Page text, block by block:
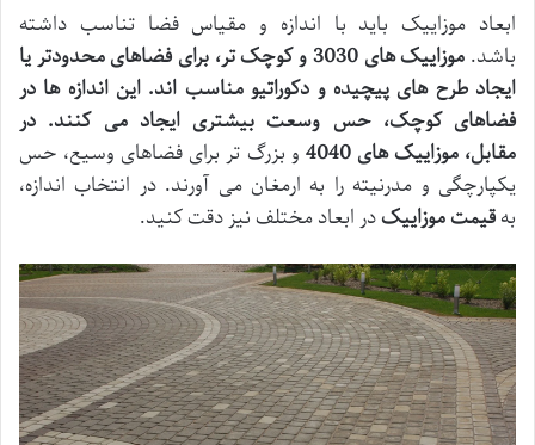
ابعاد موزاییک باید با اندازه و مقیاس فضا تناسب داشته
باشد.
موزاییک های 3030 و کوچک تر، برای فضاهای محدودتر یا
ایجاد طرح های پیچیده و دکوراتیو مناسب اند. این اندازه ها در
فضاهای کوچک، حس وسعت بیشتری ایجاد می کنند. در
مقابل، موزاییک های 4040
و بزرگ تر برای فضاهای وسیع، حس
یکپارچگی و مدرنیته را به ارمغان می آورند. در انتخاب اندازه،
بهقیمت موزاییکدر ابعاد مختلف نیز دقت کنید.